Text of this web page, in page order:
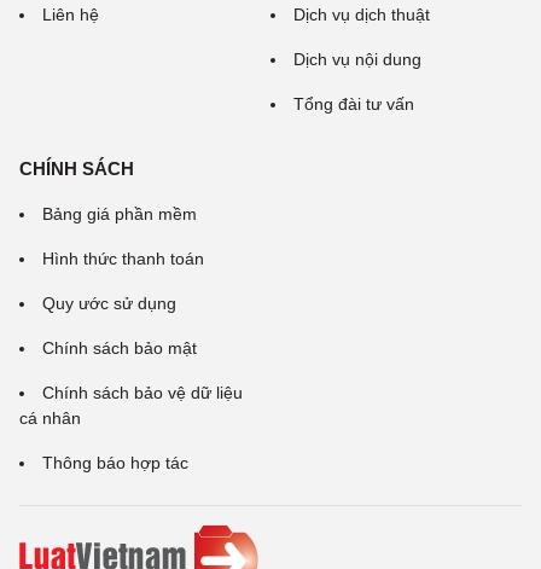
Liên hệ Dịch vụ dịch thuật
Dịch vụ nội dung
Tổng đài tư vấn
CHÍNH SÁCH
Bảng giá phần mềm
Hình thức thanh toán
Quy ước sử dụng
Chính sách bảo mật
Chính sách bảo vệ dữ liệu
cá nhân
Thông báo hợp tác